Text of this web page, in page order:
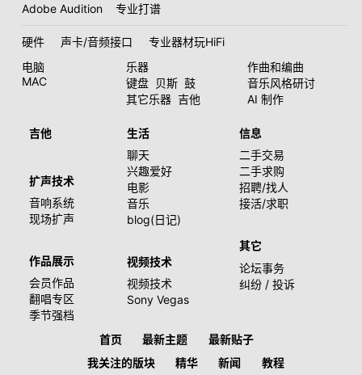
Adobe Audition
专业打谱
硬件 声卡/音频接口
专业器材玩HiFi
电脑
MAC
乐器
键盘 贝斯 鼓
其它乐器 吉他
作曲和编曲
音乐风格研讨
AI 制作
吉他
扩声技术
音响系统
现场扩声
作品展示
会员作品
翻唱专区
季节强档
生活
聊天
兴趣爱好
电影
音乐
blog(日记)
视频技术
视频技术
Sony Vegas
信息
二手交易
二手求购
招聘/找人
接活/求职
其它
论坛事务
纠纷 / 投诉
首页 最新主题
最新贴子
我关注的版块
精华 新闻 教程